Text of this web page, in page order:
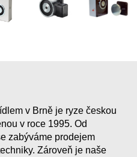
v Brně je ryze českou
v roce 1995. Od
zabýváme prodejem
Zároveň je naše